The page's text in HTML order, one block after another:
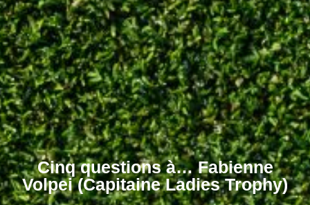
Cinq questions à… Fabienne
Volpei (Capitaine Ladies Trophy)